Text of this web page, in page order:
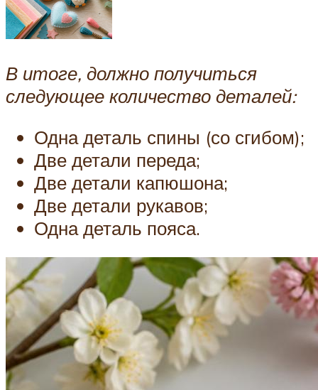
В итоге, должно получиться
следующее количество деталей:
Одна деталь спины (со сгибом);
Две детали переда;
Две детали капюшона;
Две детали рукавов;
Одна деталь пояса.